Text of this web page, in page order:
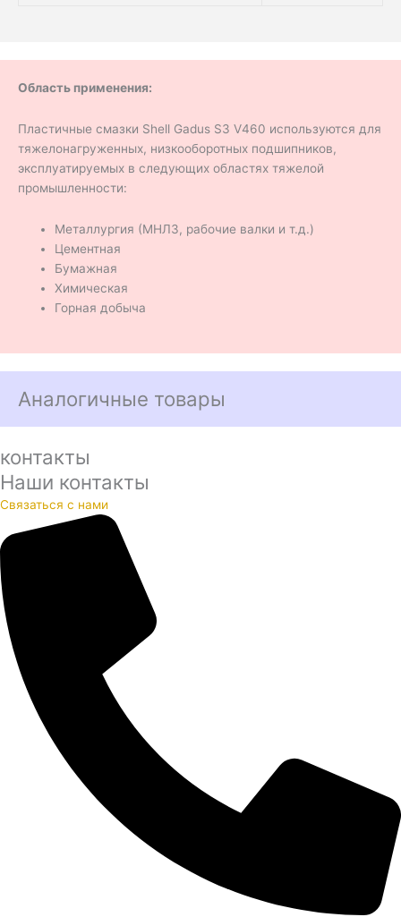
Область применения:
Пластичные смазки Shell Gadus S3 V460 используются для
тяжелонагруженных, низкооборотных подшипников,
эксплуатируемых в следующих областях тяжелой
промышленности:
Металлургия (МНЛЗ, рабочие валки и т.д.)
Цементная
Бумажная
Химическая
Горная добыча
Аналогичные товары
контакты
Наши контакты
Связаться с нами